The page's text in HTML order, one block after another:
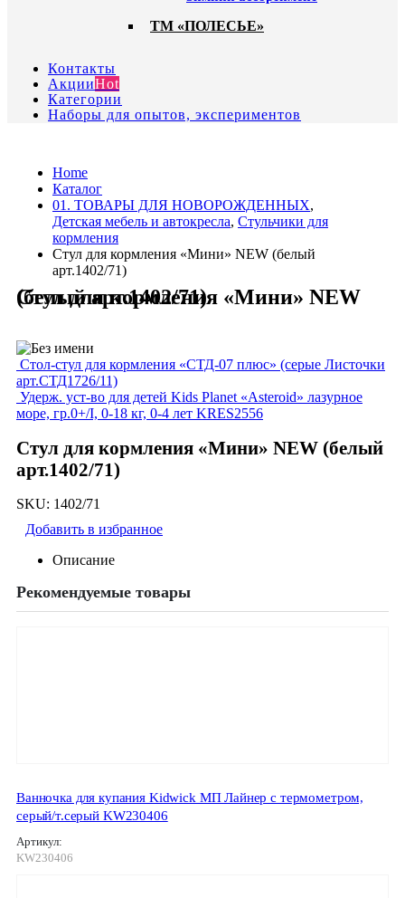
ТМ «ПОЛЕСЬЕ»
Контакты
АкцииHot
Категории
Наборы для опытов, экспериментов
Home
Каталог
01. ТОВАРЫ ДЛЯ НОВОРОЖДЕННЫХ,
Детская мебель и автокресла, Стульчики для
кормления
Стул для кормления «Мини» NEW (белый
арт.1402/71)
Стул для кормления «Мини» NEW (белый арт.1402/71)
Стол-стул для кормления «СТД-07 плюс» (серые Листочки
арт.СТД1726/11)
Удерж. уст-во для детей Kids Planet «Asteroid» лазурное
море, гр.0+/I, 0-18 кг, 0-4 лет KRES2556
Стул для кормления «Мини» NEW (белый
арт.1402/71)
SKU: 1402/71
Добавить в избранное
Описание
Рекомендуемые товары
Ванночка для купания Kidwick МП Лайнер с термометром,
серый/т.серый KW230406
Артикул:
KW230406